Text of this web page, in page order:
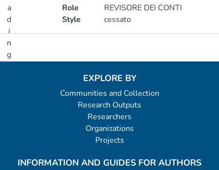
a
d
i
n
g
..
.
Role
REVISORE DEI CONTI
Style
cessato
EXPLORE BY
Communities and Collection
Research Outputs
Researchers
Organizations
Projects
INFORMATION AND GUIDES FOR AUTHORS